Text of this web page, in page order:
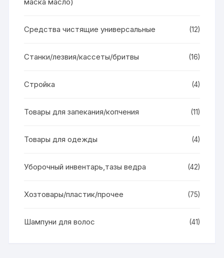
Средства чистящие универсальные (12)
Станки/лезвия/кассеты/бритвы (16)
Стройка (4)
Товары для запекания/копчения (11)
Товары для одежды (4)
Уборочный инвентарь,тазы ведра (42)
Хозтовары/пластик/прочее (75)
Шампуни для волос (41)